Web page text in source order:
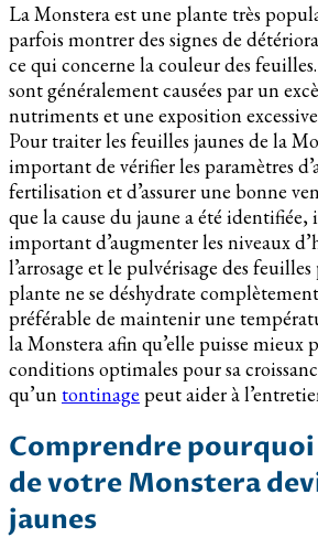
La Monstera est une plante très
parfois montrer des signes de
ce qui concerne la couleur des
sont généralement causées par un
nutriments et une exposition
Pour traiter les feuilles jaunes de la
important de vérifier les paramètres
fertilisation et d’assurer une bonne
que la cause du jaune a été identifiée,
important d’augmenter les niveaux
l’arrosage et le pulvérisage des
plante ne se déshydrate
préférable de maintenir une
la Monstera afin qu’elle puisse mieux
conditions optimales pour sa
qu’untontinage peut aider à
Comprendre
de votre Monstera
jaunes